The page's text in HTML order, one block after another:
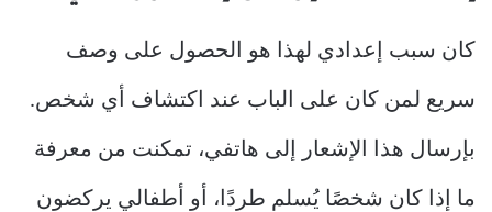
كان سبب إعدادي لهذا هو الحصول على وصف
سريع لمن كان على الباب عند اكتشاف أي شخص.
بإرسال هذا الإشعار إلى هاتفي، تمكنت من معرفة
ما إذا كان شخصًا يُسلم طردًا، أو أطفالي يركضون